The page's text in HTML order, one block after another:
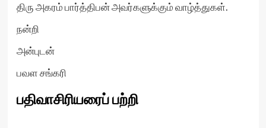
திரு அகரம் பார்த்திபன் அவர்களுக்கும் வாழ்த்துகள்.
நன்றி
அன்புடன்
பவள சங்கரி
பதிவாசிரியரைப் பற்றி